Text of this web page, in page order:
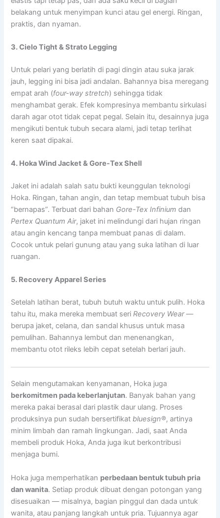
belakang untuk menyimpan kunci atau gel energi. Ringan,
praktis, dan nyaman.
3. Cielo Tight & Strato Legging
Untuk pelari yang berlatih di pagi dingin atau suka jarak
jauh, legging ini bisa jadi andalan. Bahannya bisa meregang
empat arah (four-way stretch) sehingga tidak
menghambat gerak. Efek kompresinya membantu sirkulasi
darah agar otot tidak cepat pegal. Selain itu, desainnya juga
mengikuti bentuk tubuh secara alami, jadi tetap terlihat
keren saat dipakai.
4. Hoka Wind Jacket & Gore-Tex Shell
Jaket ini adalah salah satu bukti keunggulan teknologi
Hoka. Ringan, tahan angin, dan tetap membuat tubuh bisa
“bernapas”. Terbuat dari bahan Gore-Tex Infinium dan
Pertex Quantum Air, jaket ini melindungi dari hujan ringan
atau angin kencang tanpa membuat panas di dalam.
Cocok untuk pelari gunung atau yang suka latihan di luar
ruangan.
5. Recovery Apparel Series
Setelah latihan berat, tubuh butuh waktu untuk pulih. Hoka
tahu itu, maka mereka membuat seriRecovery Wear—
berupa jaket, celana, dan sandal khusus untuk masa
pemulihan. Bahannya lembut dan menenangkan,
membantu otot rileks lebih cepat setelah berlari jauh.
Selain mengutamakan kenyamanan, Hoka juga
berkomitmen pada keberlanjutan. Banyak bahan yang
mereka pakai berasal dari plastik daur ulang. Proses
produksinya pun sudah bersertifikatbluesign®, artinya
minim limbah dan ramah lingkungan. Jadi, saat Anda
membeli produk Hoka, Anda juga ikut berkontribusi
menjaga bumi.
Hoka juga memperhatikan perbedaan bentuk tubuh pria
dan wanita. Setiap produk dibuat dengan potongan yang
disesuaikan — misalnya, bagian pinggul dan dada untuk
wanita, atau panjang langkah untuk pria. Tujuannya agar